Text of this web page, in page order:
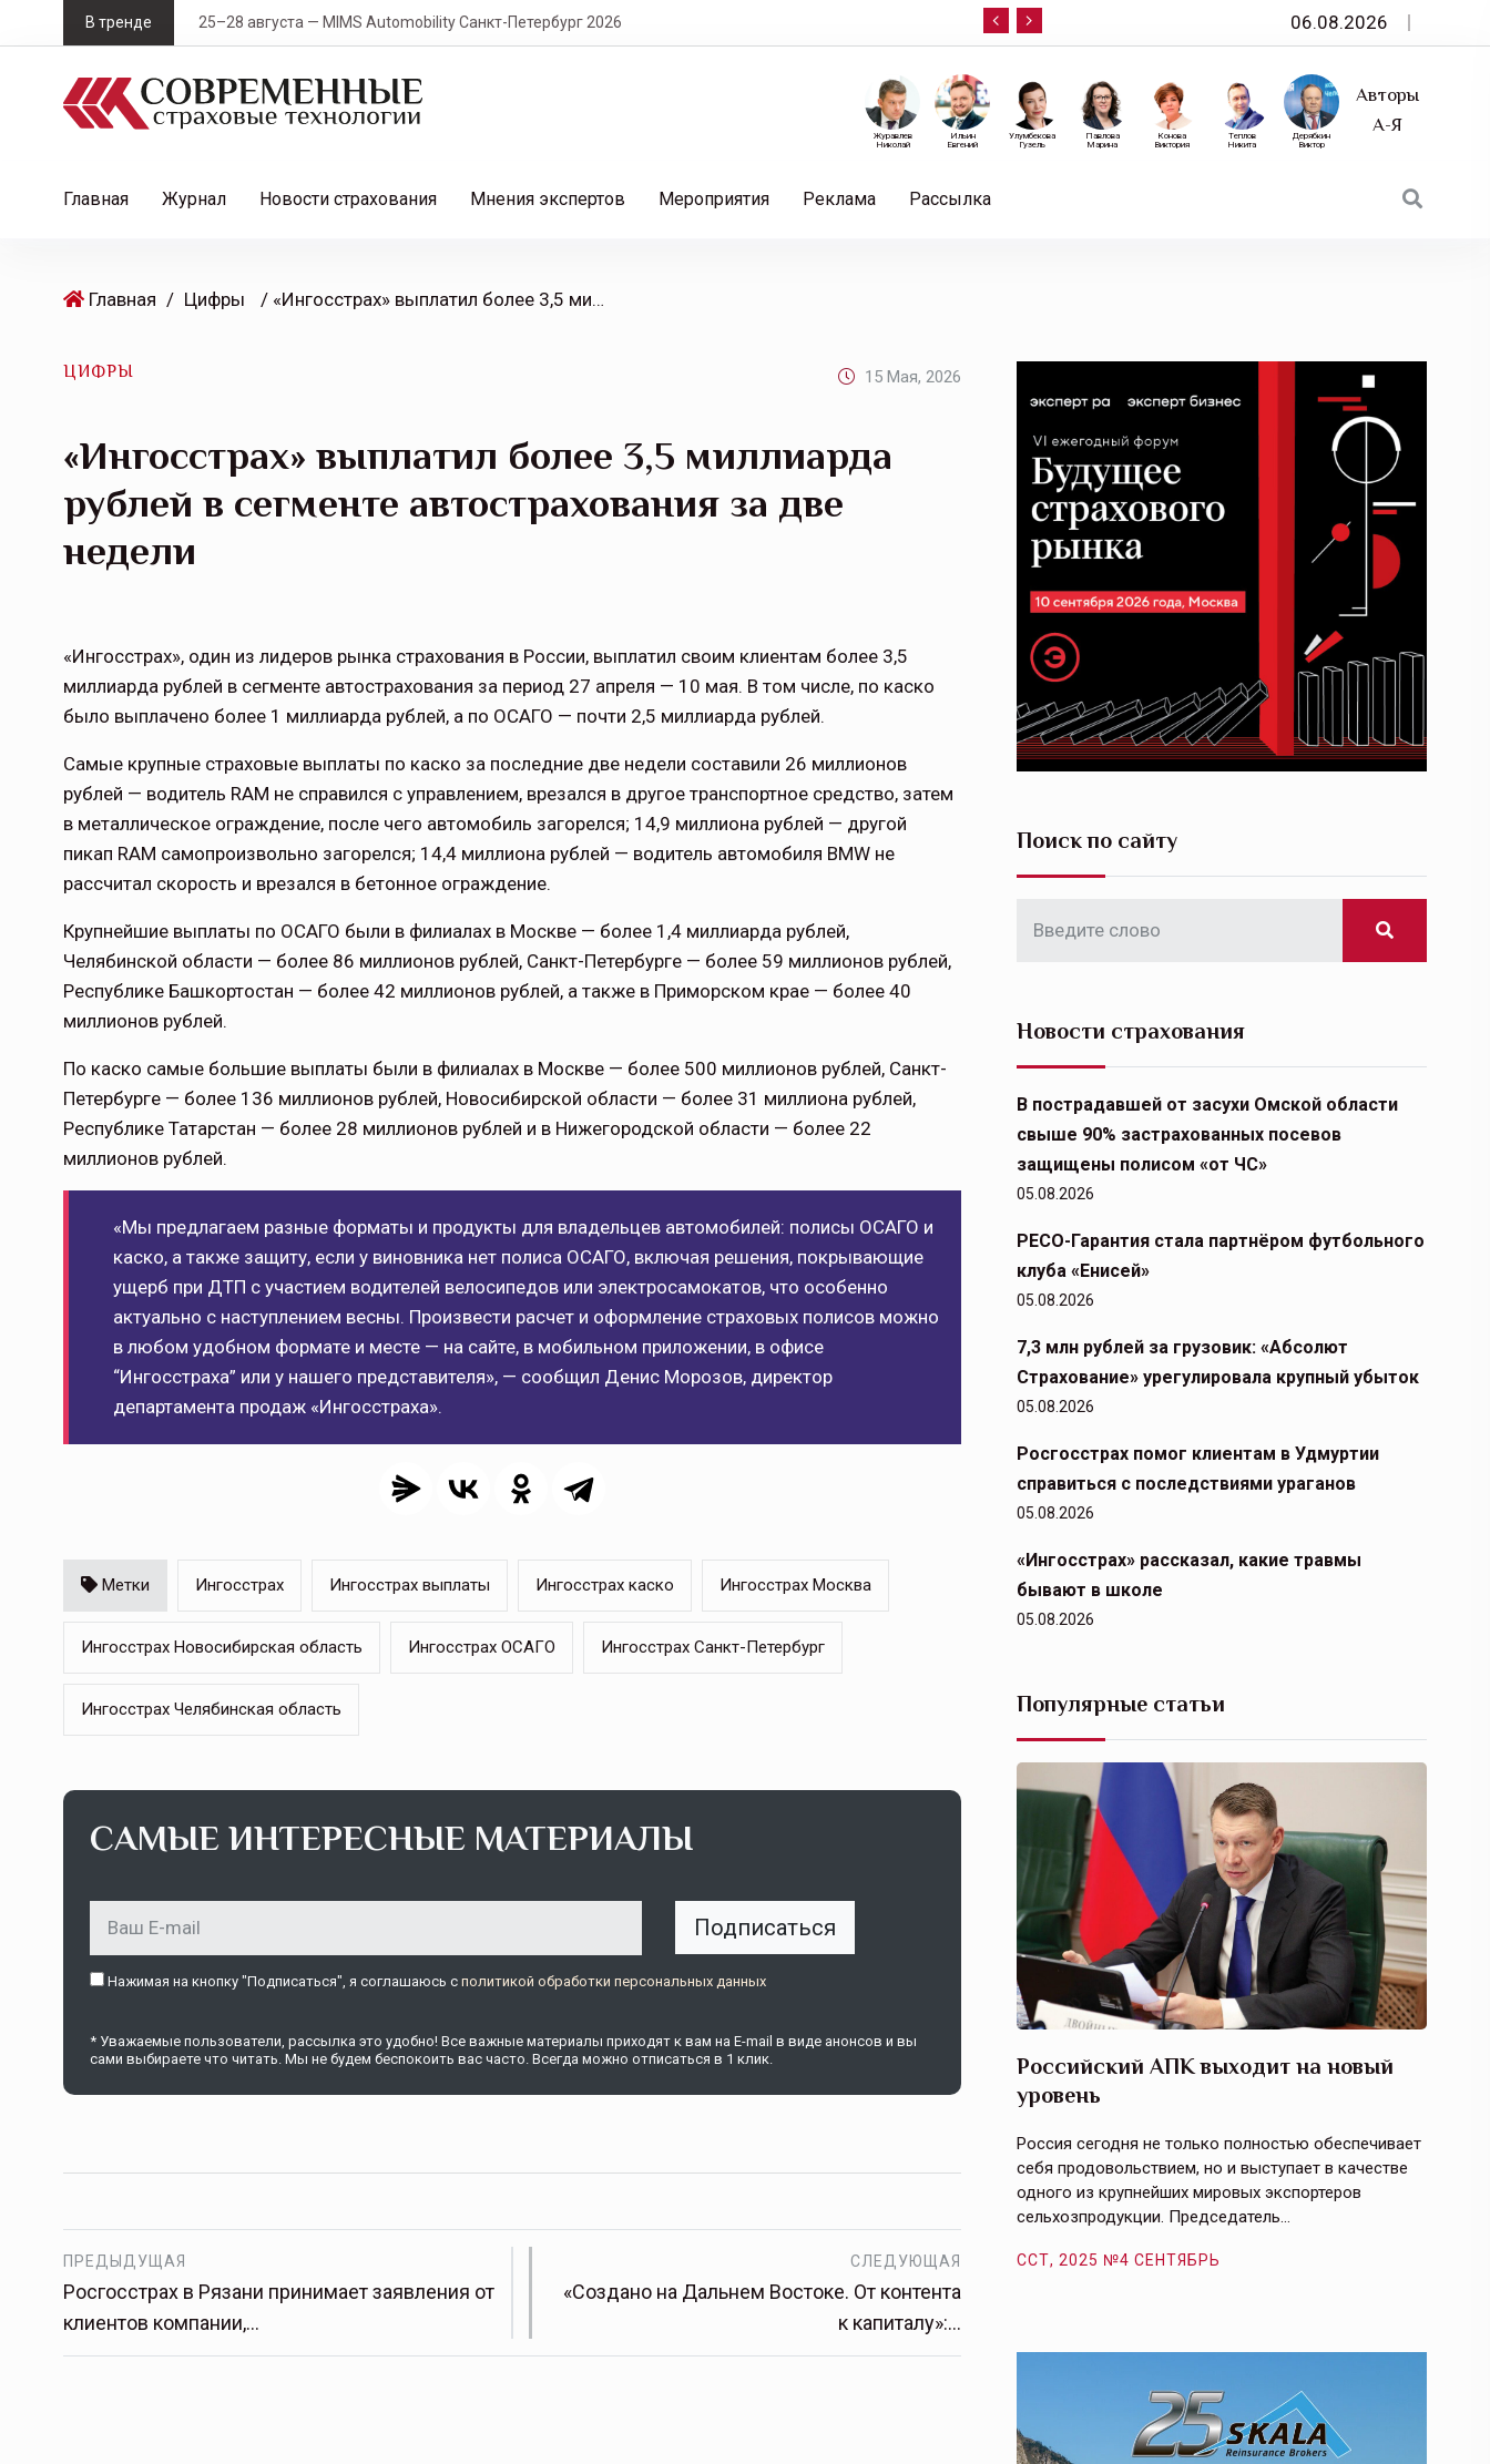
k
В тренде 25–28 августа — MIMS Automobility Санкт-Петербург 2026 10 сентября — «Эксперт РА» приглашает на
06.08.2026
Авторы
А-Я
Дерябкин
Виктор
Теплов
Никита
Конова
Виктория
Павлова
Марина
Улумбекова
Гузель
Ильин
Евгений
Журавлев
Николай
Главная Журнал Новости страхования Мнения экспертов Мероприятия Реклама Рассылка
Главная / Цифры / «Ингосстрах» выплатил более 3,5 миллиарда рублей в сегменте автострахования за две недели
ЦИФРЫ 15 Мая, 2026
«Ингосстрах» выплатил более 3,5 миллиарда
рублей в сегменте автострахования за две
недели
«Ингосстрах», один из лидеров рынка страхования в России, выплатил своим клиентам более 3,5
миллиарда рублей в сегменте автострахования за период 27 апреля — 10 мая. В том числе, по каско
было выплачено более 1 миллиарда рублей, а по ОСАГО — почти 2,5 миллиарда рублей.
Самые крупные страховые выплаты по каско за последние две недели составили 26 миллионов
рублей — водитель RAM не справился с управлением, врезался в другое транспортное средство, затем
в металлическое ограждение, после чего автомобиль загорелся; 14,9 миллиона рублей — другой
пикап RAM самопроизвольно загорелся; 14,4 миллиона рублей — водитель автомобиля BMW не
рассчитал скорость и врезался в бетонное ограждение.
Крупнейшие выплаты по ОСАГО были в филиалах в Москве — более 1,4 миллиарда рублей,
Челябинской области — более 86 миллионов рублей, Санкт-Петербурге — более 59 миллионов рублей,
Республике Башкортостан — более 42 миллионов рублей, а также в Приморском крае — более 40
миллионов рублей.
По каско самые большие выплаты были в филиалах в Москве — более 500 миллионов рублей, Санкт-
Петербурге — более 136 миллионов рублей, Новосибирской области — более 31 миллиона рублей,
Республике Татарстан — более 28 миллионов рублей и в Нижегородской области — более 22
миллионов рублей.
«Мы предлагаем разные форматы и продукты для владельцев автомобилей: полисы ОСАГО и
каско, а также защиту, если у виновника нет полиса ОСАГО, включая решения, покрывающие
ущерб при ДТП с участием водителей велосипедов или электросамокатов, что особенно
актуально с наступлением весны. Произвести расчет и оформление страховых полисов можно
в любом удобном формате и месте — на сайте, в мобильном приложении, в офисе
“Ингосстраха” или у нашего представителя», — сообщил Денис Морозов, директор
департамента продаж «Ингосстраха».
Метки Ингосстрах Ингосстрах выплаты Ингосстрах каско Ингосстрах Москва
Ингосстрах Новосибирская область Ингосстрах ОСАГО Ингосстрах Санкт-Петербург
Ингосстрах Челябинская область
САМЫЕ ИНТЕРЕСНЫЕ МАТЕРИАЛЫ
Подписаться
Нажимая на кнопку "Подписаться", я соглашаюсь c политикой обработки персональных данных
* Уважаемые пользователи, рассылка это удобно! Все важные материалы приходят к вам на E-mail в виде анонсов и вы
сами выбираете что читать. Мы не будем беспокоить вас часто. Всегда можно отписаться в 1 клик.
ПРЕДЫДУЩАЯ
Росгосстрах в Рязани принимает заявления от
клиентов компании,…
СЛЕДУЮЩАЯ
«Создано на Дальнем Востоке. От контента
к капиталу»:…
Поиск по сайту
Новости страхования
В пострадавшей от засухи Омской области
свыше 90% застрахованных посевов
защищены полисом «от ЧС»
05.08.2026
РЕСО-Гарантия стала партнёром футбольного
клуба «Енисей»
05.08.2026
7,3 млн рублей за грузовик: «Абсолют
Страхование» урегулировала крупный убыток
05.08.2026
Росгосстрах помог клиентам в Удмуртии
справиться с последствиями ураганов
05.08.2026
«Ингосстрах» рассказал, какие травмы
бывают в школе
05.08.2026
Популярные статьи
Тамбов — под страховой защитой ОСАГО требует переосмысления
ССТ, 2025 №4 СЕНТЯБРЬ
Российский АПК выходит на новый
уровень
Россия сегодня не только полностью обеспечивает
себя продовольствием, но и выступает в качестве
одного из крупнейших мировых экспортеров
сельхозпродукции. Председатель…
ССТ, 2025 №4 СЕНТЯБРЬ